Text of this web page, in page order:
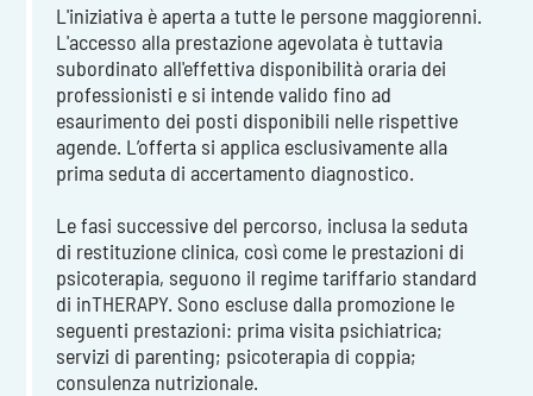
L'iniziativa è aperta a tutte le persone maggiorenni.
L'accesso alla prestazione agevolata è tuttavia
subordinato all'effettiva disponibilità oraria dei
professionisti e si intende valido fino ad
esaurimento dei posti disponibili nelle rispettive
agende. L’offerta si applica esclusivamente alla
prima seduta di accertamento diagnostico.
Le fasi successive del percorso, inclusa la seduta
di restituzione clinica, così come le prestazioni di
psicoterapia, seguono il regime tariffario standard
di inTHERAPY. Sono escluse dalla promozione le
seguenti prestazioni: prima visita psichiatrica;
servizi di parenting; psicoterapia di coppia;
consulenza nutrizionale.